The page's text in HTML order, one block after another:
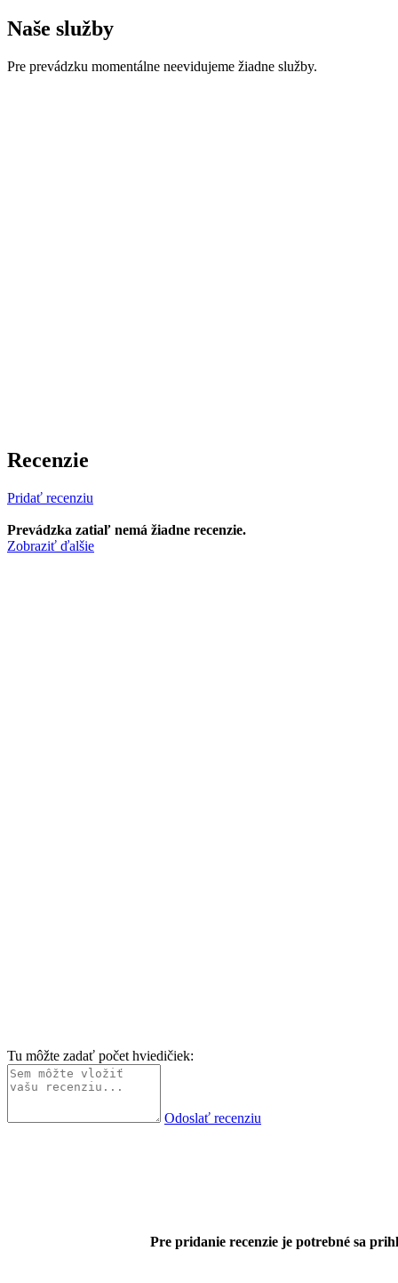
Naše služby
Pre prevádzku momentálne neevidujeme žiadne služby.
Recenzie
Pridať recenziu
Prevádzka zatiaľ nemá žiadne recenzie.
Zobraziť ďalšie
Tu môžte zadať počet hviedičiek:
Odoslať recenziu
Pre pridanie recenzie je potrebné sa